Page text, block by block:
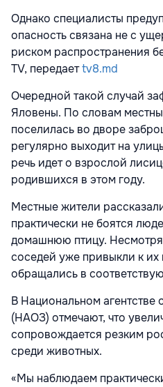
Однако специалисты
опасность связана не с
риском распространения
TV, передаетtv8.md
Очередной такой случай
Яловены. По словам
поселилась во дворе
регулярно выходит на
речь идет о взрослой
родившихся в этом году.
Местные жители
практически не боятся
домашнюю птицу.
соседей уже привыкли к их
обращались в
В Национальном агентстве
(НАОЗ) отмечают, что
сопровождается резким
среди животных.
«Мы наблюдаем